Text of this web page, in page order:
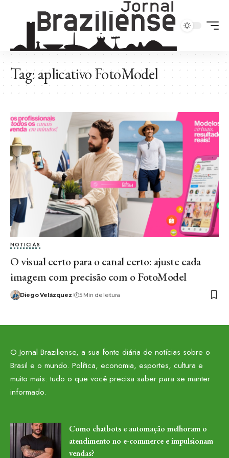
Tag:aplicativo FotoModel
NOTICIAS
O visual certo para o canal certo: ajuste cada
imagem com precisão com o FotoModel
Diego Velázquez 5 Min de leitura
O Jornal Braziliense, a sua fonte diária de notícias sobre o
Brasil e o mundo. Política, economia, esportes, cultura e
muito mais: tudo o que você precisa saber para se manter
informado.
Como chatbots e automação melhoram o
atendimento no e-commerce e impulsionam
vendas?